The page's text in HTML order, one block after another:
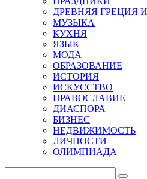
ДРЕВНЯЯ ГРЕЦИЯ
МУЗЫКА
КУХНЯ
ЯЗЫК
МОДА
ОБРАЗОВАНИЕ
ИСТОРИЯ
ИСКУССТВО
ПРАВОСЛАВИЕ
ДИАСПОРА
БИЗНЕС
НЕДВИЖИМОСТЬ
ЛИЧНОСТИ
ОЛИМПИАДА